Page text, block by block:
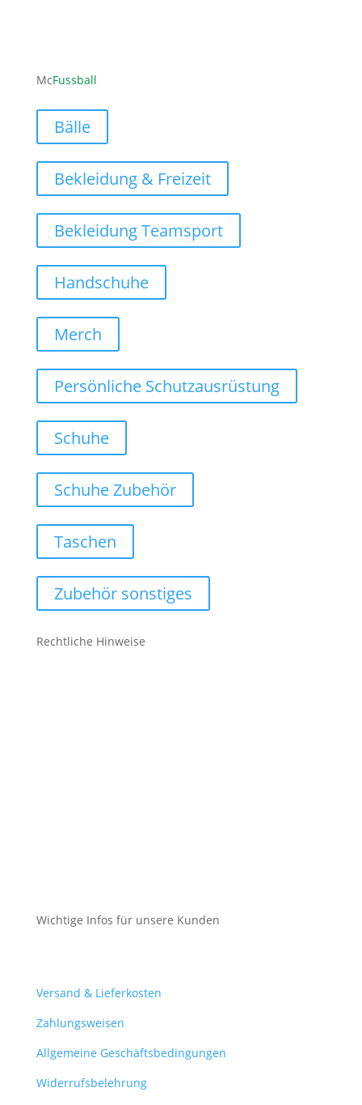
McFussball
Bälle
Bekleidung & Freizeit
Bekleidung Teamsport
Handschuhe
Merch
Persönliche Schutzausrüstung
Schuhe
Schuhe Zubehör
Taschen
Zubehör sonstiges
Rechtliche Hinweise
Wichtige Infos für unsere Kunden
Versand & Lieferkosten
Zahlungsweisen
Allgemeine Geschäftsbedingungen
Widerrufsbelehrung